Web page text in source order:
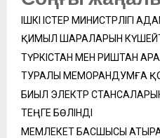
ІШКІ ІСТЕР МИНИСТРЛІГІ
ҚИМЫЛ ШАРАЛАРЫН
ТҮРКІСТАН МЕН РИШТАН
ТУРАЛЫ МЕМОРАНДУМҒА
БИЫЛ ЭЛЕКТР
ТЕҢГЕ БӨЛІНДІ
МЕМЛЕКЕТ БАСШЫСЫ